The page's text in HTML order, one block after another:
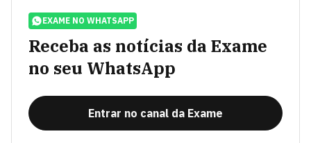
EXAME NO WHATSAPP
Receba as notícias da Exame
no seu WhatsApp
Entrar no canal da Exame